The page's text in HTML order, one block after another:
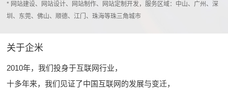
* 网站建设、网站设计、网站制作、网站定制开发，服务区域：中山、广州、深
圳、东莞、佛山、顺德、江门、珠海等珠三角城市
关于企米
2010年，我们投身于互联网行业，
十多年来，我们见证了中国互联网的发展与变迁，